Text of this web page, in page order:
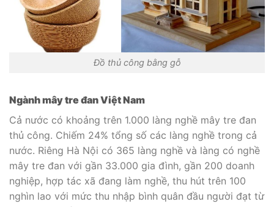
Đồ thủ công bằng gỗ
Ngành mây tre đan Việt Nam
Cả nước có khoảng trên 1.000 làng nghề mây tre đan
thủ công. Chiếm 24% tổng số các làng nghề trong cả
nước. Riêng Hà Nội có 365 làng nghề và làng có nghề
mây tre đan với gần 33.000 gia đình, gần 200 doanh
nghiệp, hợp tác xã đang làm nghề, thu hút trên 100
nghìn lao với mức thu nhập bình quân đầu người đạt từ